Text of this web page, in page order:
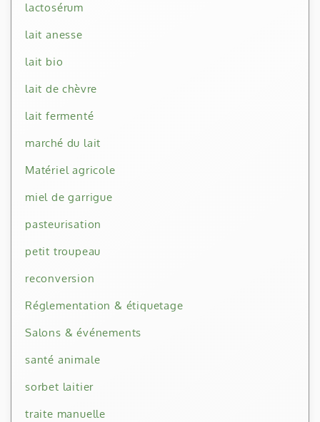
lactosérum
lait anesse
lait bio
lait de chèvre
lait fermenté
marché du lait
Matériel agricole
miel de garrigue
pasteurisation
petit troupeau
reconversion
Réglementation & étiquetage
Salons & événements
santé animale
sorbet laitier
traite manuelle